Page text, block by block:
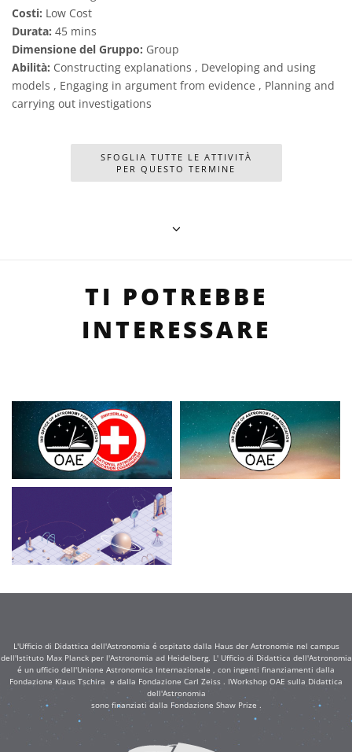
Costi: Low Cost
Durata: 45 mins
Dimensione del Gruppo: Group
Abilità: Constructing explanations , Developing and using
models , Engaging in argument from evidence , Planning and
carrying out investigations
SFOGLIA TUTTE LE ATTIVITÀ
PER QUESTO TERMINE
TI POTREBBE
INTERESSARE
L'Ufficio di Didattica dell'Astronomia é ospitato dalla Haus der Astronomie nel campus
dell'Istituto Max Planck per l'Astronomia ad Heidelberg. L' Ufficio di Didattica dell'Astronomia
é un ufficio dell'Unione Astronomica Internazionale , con ingenti finanziamenti dalla
Fondazione Klaus Tschira e dalla Fondazione Carl Zeiss . IWorkshop OAE sulla Didattica
dell'Astronomia
sono finanziati dalla Fondazione Shaw Prize .